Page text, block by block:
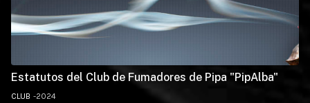
Estatutos del Club de Fumadores de Pipa "PipAlba"
CLUB 2024